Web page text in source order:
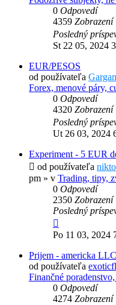
0 Odpovedí
4359 Zobrazení
Posledný
St 22 05, 2024
EUR/PESOS
od používateľa
Forex, menové páry,
0 Odpovedí
4320 Zobrazení
Posledný
Ut 26 03, 2024
Experiment - 5 EUR
od používateľa
pm » v Trading, tipy,
0 Odpovedí
2350 Zobrazení
Posledný
Po 11 03, 2024
Prijem - americka LLC
od používateľa
Finančné
0 Odpovedí
4274 Zobrazení